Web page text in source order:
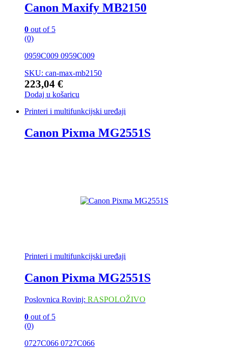
Canon Maxify MB2150
0 out of 5
(0)
0959C009 0959C009
SKU: can-max-mb2150
223,04 €
Dodaj u košaricu
Printeri i multifunkcijski uređaji
Canon Pixma MG2551S
Printeri i multifunkcijski uređaji
Canon Pixma MG2551S
Poslovnica Rovinj: RASPOLOŽIVO
0 out of 5
(0)
0727C066 0727C066